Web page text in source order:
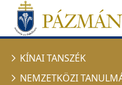
Ugrás a menüre
Ugrás a tartalomra
KÍNAI TANSZÉK
NEMZETKÖZI